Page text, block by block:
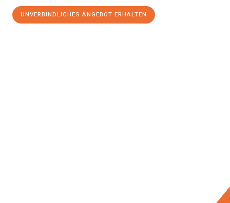
UNVERBINDLICHES ANGEBOT ERHALTEN